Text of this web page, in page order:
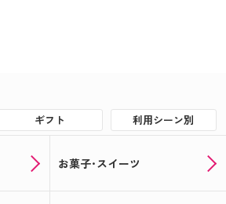
リジナルの母の日ギフト☆
ルお菓子で感謝を伝えよう☆彡
に★☆思い出を形に出来るオリ
ギフト 利用シーン別
お菓子･スイーツ